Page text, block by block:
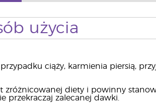
użycia
ciąży, karmienia piersią,
zróżnicowanej diety i powinny
przekraczaj zalecanej dawki.